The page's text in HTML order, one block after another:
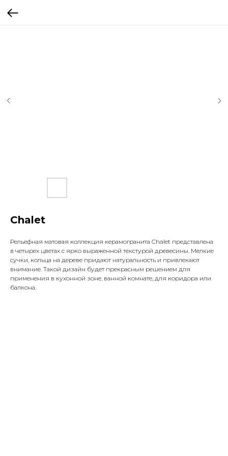
Chalet
Рельефная матовая коллекция керамогранита Chalet представлена
в четырех цветах с ярко выраженной текстурой древесины. Мелкие
сучки, кольца на дереве придают натуральность и привлекают
внимание. Такой дизайн будет прекрасным решением для
применения в кухонной зоне, ванной комнате, для коридора или
балкона.